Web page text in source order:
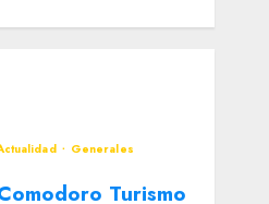
Generales
Turismo